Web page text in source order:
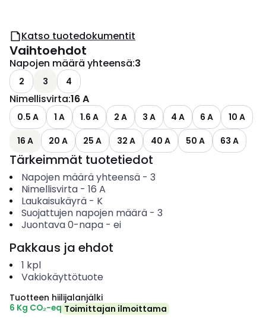
Katso tuotedokumentit
Vaihtoehdot
Napojen määrä yhteensä:3
2 3 4
Nimellisvirta:16 A
0.5 A 1 A 1.6 A 2 A 3 A 4 A 6 A
10 A
16 A
20 A 25 A 32 A 40 A 50 A 63 A
Tärkeimmät tuotetiedot
Napojen määrä yhteensä- 3
Nimellisvirta- 16 A
Laukaisukäyrä- K
Suojattujen napojen määrä- 3
Juontava 0-napa- ei
Pakkaus ja ehdot
1 kpl
Vakiokäyttötuote
Tuotteen hiilijalanjälki
6 Kg CO₂-eq Toimittajan ilmoittama